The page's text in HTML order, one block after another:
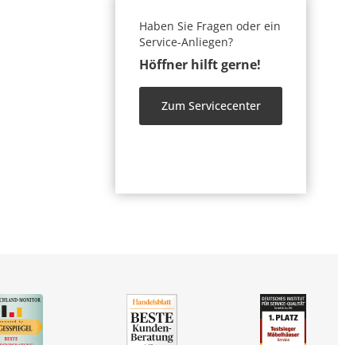
Haben Sie Fragen oder ein
Service-Anliegen?
Höffner hilft gerne!
Zum Servicecenter